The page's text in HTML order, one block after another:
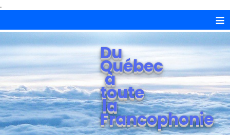
.
≡
Du
Québec
à
toute
la
Francophonie